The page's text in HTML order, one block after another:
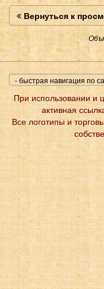
Вернуться к
При использовании и
активная
Все логотипы и